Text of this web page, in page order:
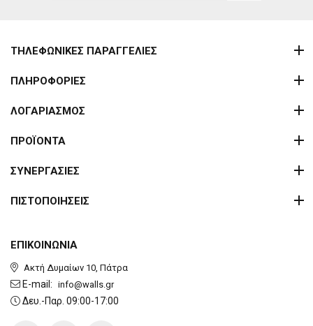
ΕΠΙΚΟΙΝΩΝΙΑ
Ακτή Δυμαίων 10, Πάτρα
E-mail: info@walls.gr
Δευ.-Παρ. 09:00-17:00
ΤΗΛΕΦΩΝΙΚΕΣ ΠΑΡΑΓΓΕΛΙΕΣ
ΠΛΗΡΟΦΟΡΙΕΣ
ΛΟΓΑΡΙΑΣΜΟΣ
ΠΡΟΪΟΝΤΑ
ΣΥΝΕΡΓΑΣΙΕΣ
ΠΙΣΤΟΠΟΙΗΣΕΙΣ